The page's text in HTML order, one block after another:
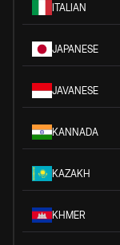
ITALIAN
JAPANESE
JAVANESE
KANNADA
KAZAKH
KHMER